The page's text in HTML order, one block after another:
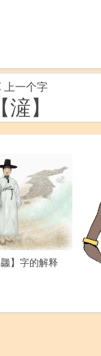
上一个字
【滻】
龘】字的解释